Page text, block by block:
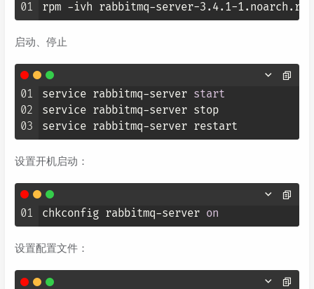
01
启动、停止
01
02
03
service rabbitmq-server start
service rabbitmq-server stop
service rabbitmq-
设置开机启动：
01 chkconfig rabbitmq-server on
设置配置文件：